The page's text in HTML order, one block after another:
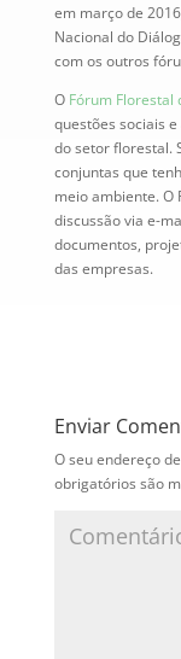
em março de
Nacional do
com os outros
O Fórum Florestal
questões sociais
do setor florestal.
conjuntas que
meio ambiente. O
discussão via e-
documentos,
das empresas.
Enviar
O seu endereço
obrigatórios são